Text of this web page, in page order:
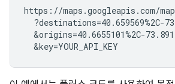
https://maps.googleapis.com/
?destinations=40.659569%2C-
&origins=40.6655101%2C-
  &key=YOUR_API_KEY